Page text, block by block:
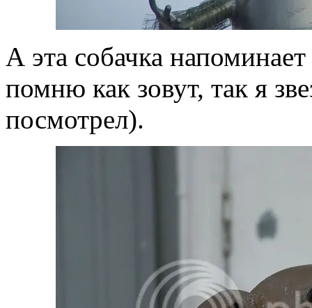
А эта собачка
помню как зовут, так я
посмотрел).